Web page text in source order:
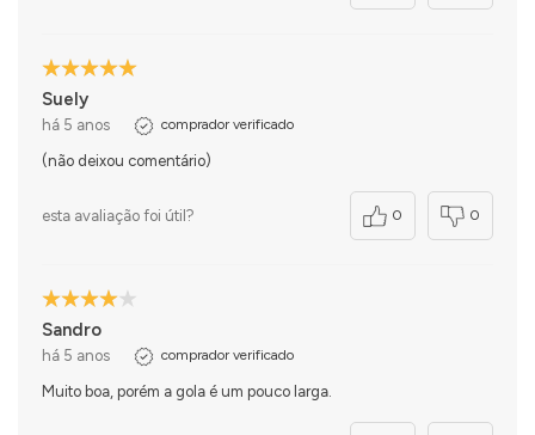
Suely
há 5 anos comprador verificado
(não deixou comentário)
esta avaliação foi útil? 0 0
Sandro
há 5 anos comprador verificado
Muito boa, porém a gola é um pouco larga.